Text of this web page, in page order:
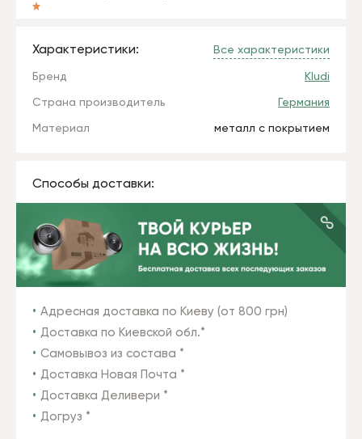
Характеристики: Все характеристики
Бренд Kludi
Страна производитель Германия
Материал металл с покрытием
Способы доставки:
Адресная доставка по Киеву (от 800 грн)
Доставка по Киевской обл.*
Самовывоз из состава *
Доставка Новая Почта *
Доставка Деливери *
Догруз *